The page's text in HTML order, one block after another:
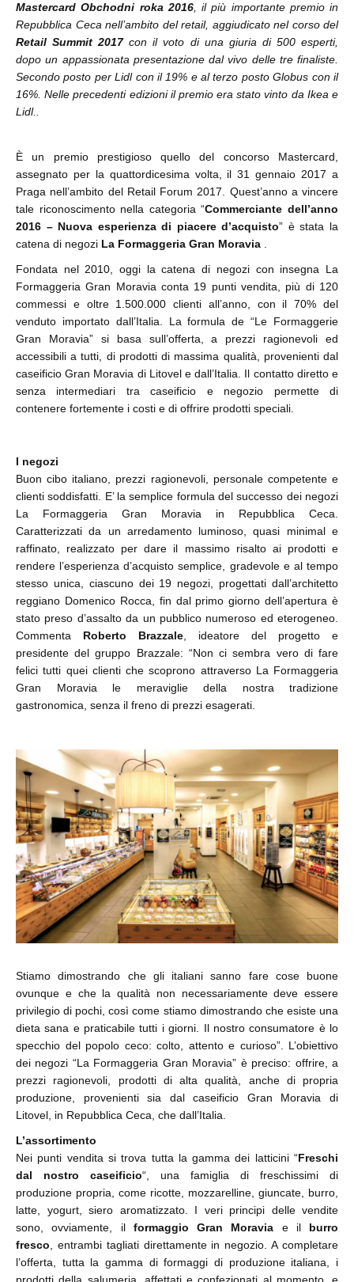
Mastercard Obchodni roka 2016, il più importante premio in
Repubblica Ceca nell’ambito del retail, aggiudicato nel corso del
Retail Summit 2017con il voto di una giuria di 500 esperti,
dopo un appassionata presentazione dal vivo delle tre finaliste.
Secondo posto per Lidl con il 19% e al terzo posto Globus con il
16%. Nelle precedenti edizioni il premio era stato vinto da Ikea e
Lidl..
È un premio prestigioso quello del concorso Mastercard,
assegnato per la quattordicesima volta, il 31 gennaio 2017 a
Praga nell’ambito del Retail Forum 2017. Quest’anno a vincere
tale riconoscimento nella categoria “Commerciante dell’anno
2016 – Nuova esperienza di piacere d’acquisto” è stata la
catena di negozi La Formaggeria Gran Moravia .
Fondata nel 2010, oggi la catena di negozi con insegna La
Formaggeria Gran Moravia conta 19 punti vendita, più di 120
commessi e oltre 1.500.000 clienti all’anno, con il 70% del
venduto importato dall’Italia. La formula de “Le Formaggerie
Gran Moravia” si basa sull’offerta, a prezzi ragionevoli ed
accessibili a tutti, di prodotti di massima qualità, provenienti dal
caseificio Gran Moravia di Litovel e dall’Italia. Il contatto diretto e
senza intermediari tra caseificio e negozio permette di
contenere fortemente i costi e di offrire prodotti speciali.
I negozi
Buon cibo italiano, prezzi ragionevoli, personale competente e
clienti soddisfatti. E’ la semplice formula del successo dei negozi
La Formaggeria Gran Moravia in Repubblica Ceca.
Caratterizzati da un arredamento luminoso, quasi minimal e
raffinato, realizzato per dare il massimo risalto ai prodotti e
rendere l’esperienza d’acquisto semplice, gradevole e al tempo
stesso unica, ciascuno dei 19 negozi, progettati dall’architetto
reggiano Domenico Rocca, fin dal primo giorno dell’apertura è
stato preso d’assalto da un pubblico numeroso ed eterogeneo.
Commenta Roberto Brazzale, ideatore del progetto e
presidente del gruppo Brazzale: “Non ci sembra vero di fare
felici tutti quei clienti che scoprono attraverso La Formaggeria
Gran Moravia le meraviglie della nostra tradizione
gastronomica, senza il freno di prezzi esagerati.
Stiamo dimostrando che gli italiani sanno fare cose buone
ovunque e che la qualità non necessariamente deve essere
privilegio di pochi, così come stiamo dimostrando che esiste una
dieta sana e praticabile tutti i giorni. Il nostro consumatore è lo
specchio del popolo ceco: colto, attento e curioso”. L’obiettivo
dei negozi “La Formaggeria Gran Moravia” è preciso: offrire, a
prezzi ragionevoli, prodotti di alta qualità, anche di propria
produzione, provenienti sia dal caseificio Gran Moravia di
Litovel, in Repubblica Ceca, che dall’Italia.
L’assortimento
Nei punti vendita si trova tutta la gamma dei latticini “Freschi
dal nostro caseificio“, una famiglia di freschissimi di
produzione propria, come ricotte, mozzarelline, giuncate, burro,
latte, yogurt, siero aromatizzato. I veri principi delle vendite
sono, ovviamente, il formaggio Gran Moravia e il burro
fresco, entrambi tagliati direttamente in negozio. A completare
l’offerta, tutta la gamma di formaggi di produzione italiana, i